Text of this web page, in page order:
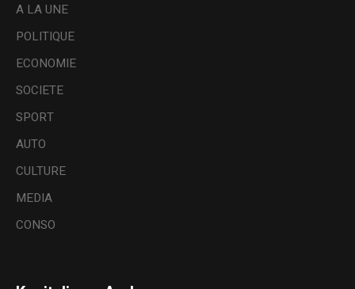
A LA UNE
POLITIQUE
ECONOMIE
SOCIETE
SPORT
AUTO
CULTURE
MEDIA
CONSO